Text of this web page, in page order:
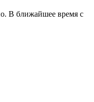
В ближайшее время с